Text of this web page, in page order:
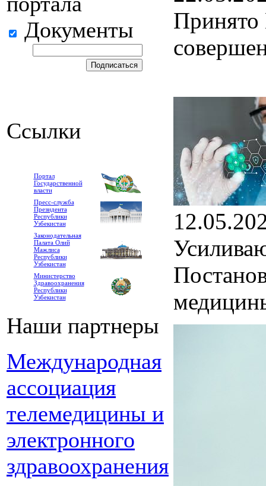
Документы
Ссылки
Портал
Государственной
власти
Пресс-служба
Президента
Республики
Узбекистан
Законодательная
Палата Олий
Мажлиса
Республики
Узбекистан
Министерство
Здравоохранения
Республики
Узбекистан
Наши партнеры
Международная
ассоциация
телемедицины и
электронного
здравоохранения
Принято